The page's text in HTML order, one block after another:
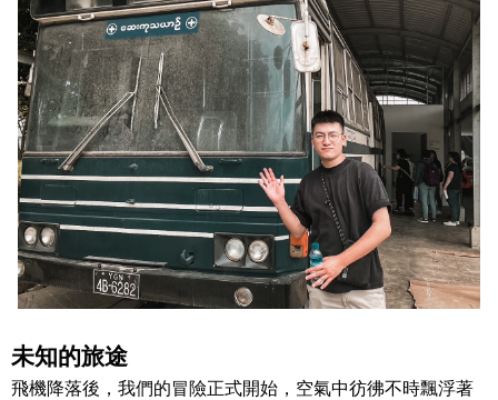
未知的旅途
飛機降落後，我們的冒險正式開始，空氣中彷彿不時飄浮著